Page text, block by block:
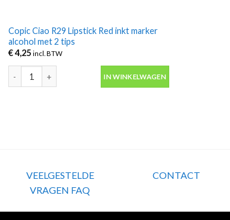
Copic Ciao R29 Lipstick Red inkt marker
alcohol met 2 tips
€4,25 incl. BTW
IN WINKELWAGEN
VEELGESTELDE
VRAGEN FAQ
CONTACT